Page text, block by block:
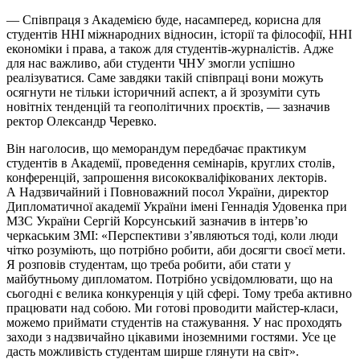
— Співпраця з Академією буде, насамперед, корисна для
студентів ННІ міжнародних відносин, історії та філософії, ННІ
економіки і права, а також для студентів-журналістів. Адже
для нас важливо, аби студенти ЧНУ змогли успішно
реалізуватися. Саме завдяки такій співпраці вони можуть
осягнути не тільки історичний аспект, а й зрозуміти суть
новітніх тенденцій та геополітичних проєктів, — зазначив
ректор Олександр Черевко.
Він наголосив, що меморандум передбачає практикум
студентів в Академії, проведення семінарів, круглих столів,
конференцій, запрошення висококваліфікованих лекторів.
А Надзвичайний і Повноважний посол України, директор
Дипломатичної академії України імені Геннадія Удовенка при
МЗС України Сергій Корсунський зазначив в інтерв’ю
черкаським ЗМІ: «Перспективи з’являються тоді, коли люди
чітко розуміють, що потрібно робити, аби досягти своєї мети.
Я розповів студентам, що треба робити, аби стати у
майбутньому дипломатом. Потрібно усвідомлювати, що на
сьогодні є велика конкуренція у цій сфері. Тому треба активно
працювати над собою. Ми готові проводити майстер-класи,
можемо приймати студентів на стажування. У нас проходять
заходи з надзвичайно цікавими іноземними гостями. Усе це
дасть можливість студентам ширше глянути на світ».